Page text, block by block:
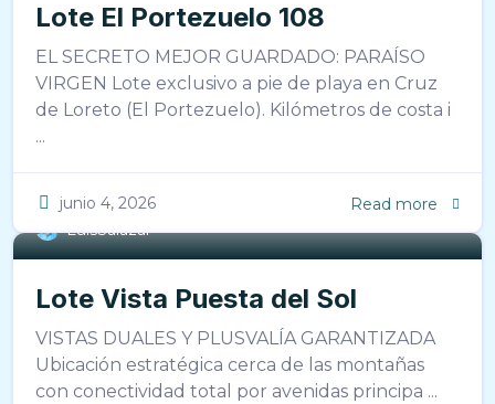
Lote El Portezuelo 108
EL SECRETO MEJOR GUARDADO: PARAÍSO
VIRGEN Lote exclusivo a pie de playa en Cruz
de Loreto (El Portezuelo). Kilómetros de costa i
...
junio 4, 2026
Read more
LuisSalazar
Lote Vista Puesta del Sol
VISTAS DUALES Y PLUSVALÍA GARANTIZADA
Ubicación estratégica cerca de las montañas
con conectividad total por avenidas principa ...